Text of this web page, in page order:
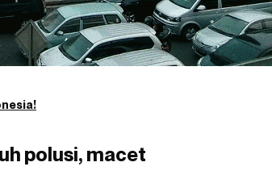
polusi, macet